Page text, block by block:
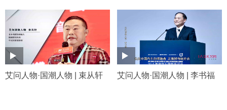
艾问人物·国潮人物 | 束从轩 艾问人物·国潮人物 | 李书福